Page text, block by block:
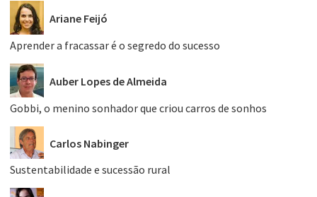
Ariane Feijó
Aprender a fracassar é o segredo do sucesso
Auber Lopes de Almeida
Gobbi, o menino sonhador que criou carros de sonhos
Carlos Nabinger
Sustentabilidade e sucessão rural